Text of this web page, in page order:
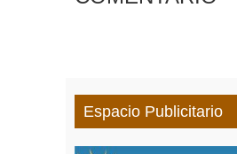
Espacio Publicitario